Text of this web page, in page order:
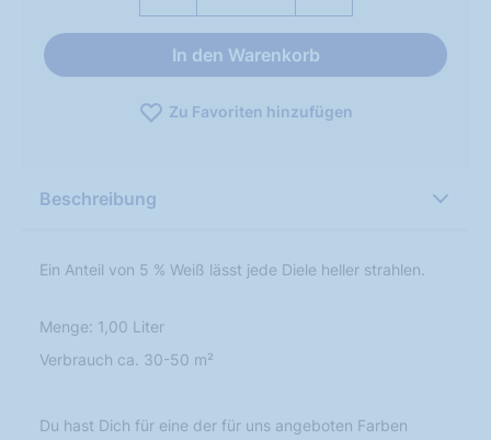
In den Warenkorb
Zu Favoriten hinzufügen
Beschreibung
Ein Anteil von 5 % Weiß lässt jede Diele heller strahlen.
Menge: 1,00 Liter
Verbrauch ca. 30-50 m²
Du hast Dich für eine der für uns angeboten Farben